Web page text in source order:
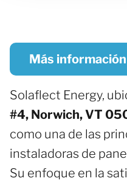
Más información
Solaflect Energy,
#4, Norwich, VT
como una de las
instaladoras de
Su enfoque en la